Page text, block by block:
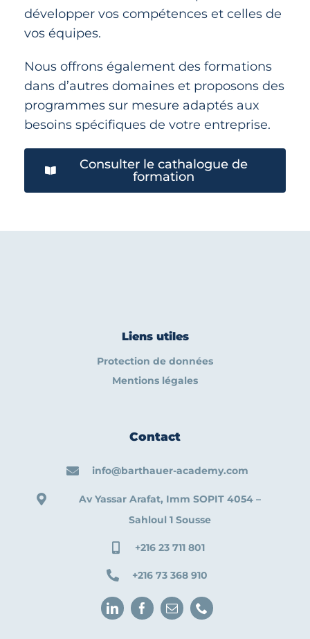
développer vos compétences et celles de
vos équipes.
Nous offrons également des formations
dans d’autres domaines et proposons des
programmes sur mesure adaptés aux
besoins spécifiques de votre entreprise.
Consulter le cathalogue de
formation
Liens utiles
Protection de données
Mentions légales
Contact
info@barthauer-academy.com
Av Yassar Arafat, Imm SOPIT 4054 –
Sahloul 1 Sousse
+216 23 711 801
+216 73 368 910